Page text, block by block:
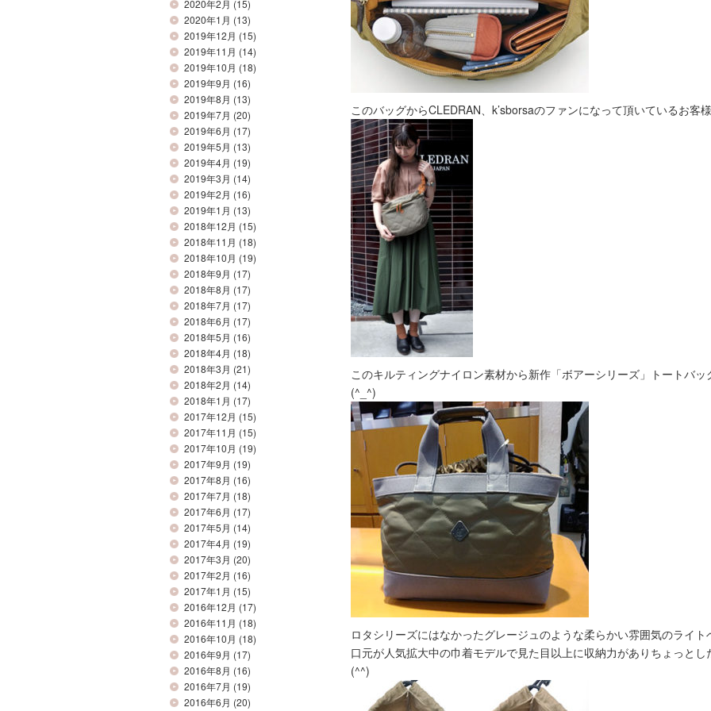
2020年2月 (15)
2020年1月 (13)
2019年12月 (15)
2019年11月 (14)
2019年10月 (18)
2019年9月 (16)
2019年8月 (13)
2019年7月 (20)
2019年6月 (17)
2019年5月 (13)
2019年4月 (19)
2019年3月 (14)
2019年2月 (16)
2019年1月 (13)
2018年12月 (15)
2018年11月 (18)
2018年10月 (19)
2018年9月 (17)
2018年8月 (17)
2018年7月 (17)
2018年6月 (17)
2018年5月 (16)
2018年4月 (18)
2018年3月 (21)
2018年2月 (14)
2018年1月 (17)
2017年12月 (15)
2017年11月 (15)
2017年10月 (19)
2017年9月 (19)
2017年8月 (16)
2017年7月 (18)
2017年6月 (17)
2017年5月 (14)
2017年4月 (19)
2017年3月 (20)
2017年2月 (16)
2017年1月 (15)
2016年12月 (17)
2016年11月 (18)
2016年10月 (18)
2016年9月 (17)
2016年8月 (16)
2016年7月 (19)
2016年6月 (20)
このバッグからCLEDRAN、k’sborsaのファンになって頂いているお客
このキルティングナイロン素材から新作「ボアーシリーズ」トートバ
(^_^)
ロタシリーズにはなかったグレージュのような柔らかい雰囲気のライ
口元が人気拡大中の巾着モデルで見た目以上に収納力がありちょっと
(^^)